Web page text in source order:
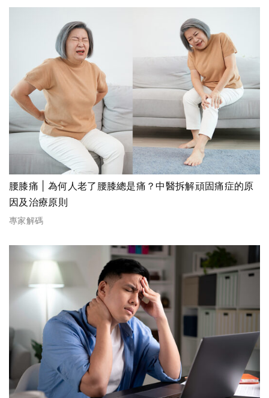
腰膝痛 | 為何人老了腰膝總是痛？中醫拆解頑固痛症的原
因及治療原則
專家解碼